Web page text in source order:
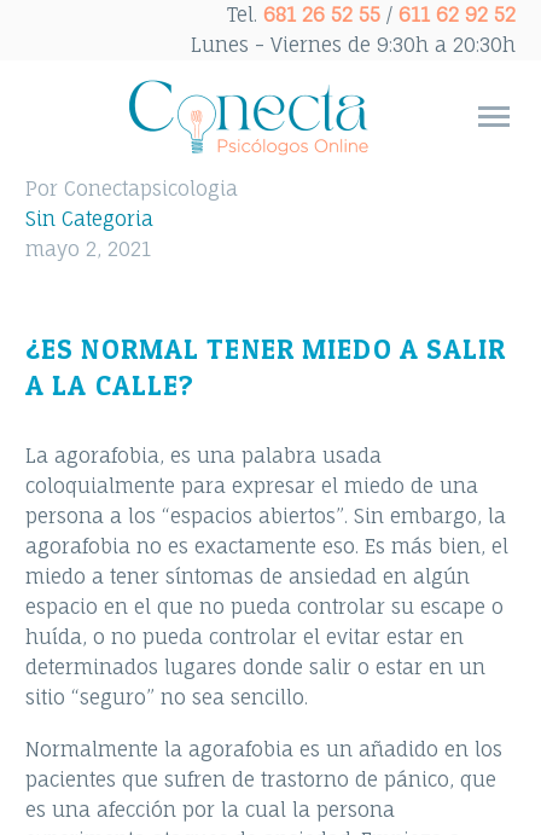
Tel. 681 26 52 55 / 611 62 92 52
Lunes - Viernes de 9:30h a 20:30h
Por Conectapsicologia
Sin Categoria
mayo 2, 2021
¿ES NORMAL TENER MIEDO A SALIR
A LA CALLE?
La agorafobia, es una palabra usada
coloquialmente para expresar el miedo de una
persona a los “espacios abiertos”. Sin embargo, la
agorafobia no es exactamente eso. Es más bien, el
miedo a tener síntomas de ansiedad en algún
espacio en el que no pueda controlar su escape o
huída, o no pueda controlar el evitar estar en
determinados lugares donde salir o estar en un
sitio “seguro” no sea sencillo.
Normalmente la agorafobia es un añadido en los
pacientes que sufren de trastorno de pánico, que
es una afección por la cual la persona